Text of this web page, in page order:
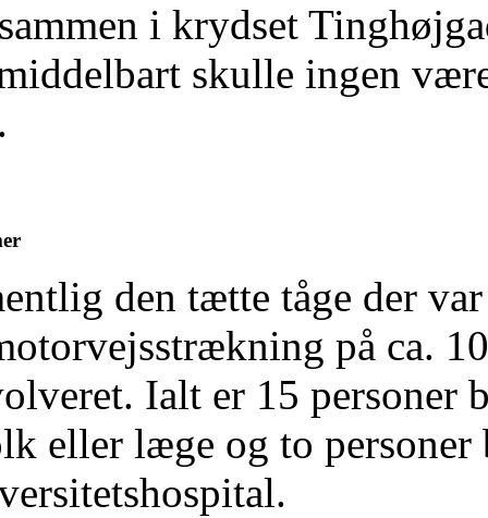
i krydset
skulle ingen
den tætte tåge der
på ca.
Ialt er 15 personer
eller læge og to